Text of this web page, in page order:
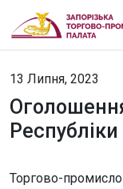
13 Липня, 2023
Республіки
Торгово-